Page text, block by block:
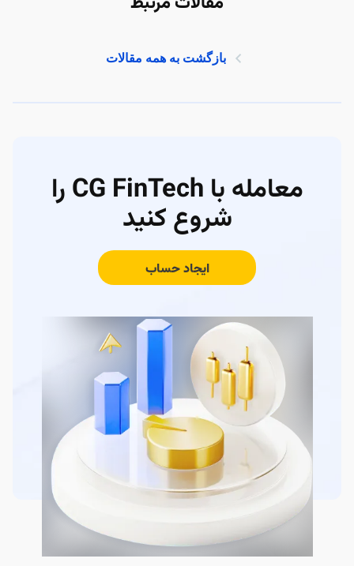
بازگشت به همه مقالات
معامله با CG FinTech را
شروع کنید
ایجاد حساب